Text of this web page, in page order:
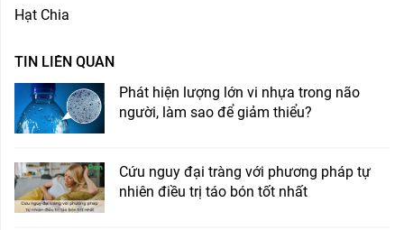
Hạt Chia
TIN LIÊN QUAN
Phát hiện lượng lớn vi nhựa trong não
người, làm sao để giảm thiểu?
Cứu nguy đại tràng với phương pháp tự
nhiên điều trị táo bón tốt nhất